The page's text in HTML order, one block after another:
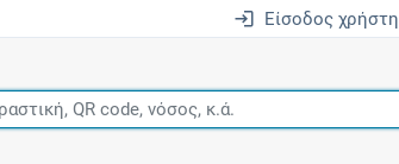
Είσοδος χρήστη